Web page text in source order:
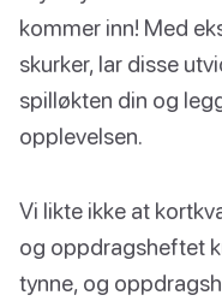
kommer inn! Med
skurker, lar disse
spilløkten din og
opplevelsen.
Vi likte ikke at
og oppdragsheftet
tynne, og